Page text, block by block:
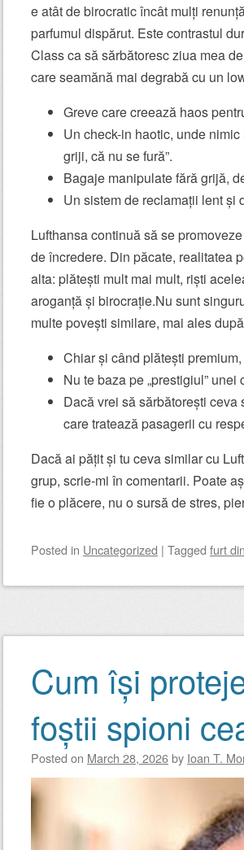
e atât de birocratic încât mulți
parfumul dispărut. Este contrastul
Class ca să sărbătoresc ziua mea
care seamănă mai degrabă cu un
Greve care creează haos
Un check-in haotic, unde
griji, că nu se fură”.
Bagaje manipulate fără grijă,
Un sistem de reclamații lent și
Lufthansa continuă să se
de încredere. Din păcate, realitatea
alta: plătești mult mai mult, riști
aroganță și birocrație.Nu sunt
multe povești similare, mai ales
Chiar și când plătești
Nu te baza pe „prestigiul”
Dacă vrei să sărbătorești
care tratează pasagerii cu
Dacă ai pățit și tu ceva similar cu
grup, scrie-mi în comentarii. Poate
fie o plăcere, nu o sursă de stres,
Posted in Uncategorized | Tagged furt
Cum își
foștii spioni
Posted on March 28, 2026by Ioan T.